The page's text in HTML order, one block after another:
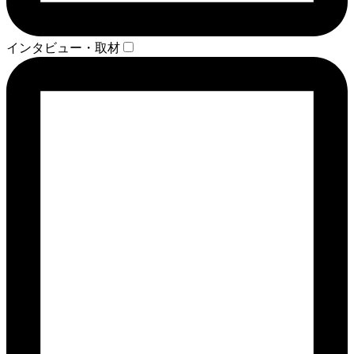
インタビュー・取材